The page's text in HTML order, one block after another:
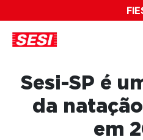
Sesi-SP é
da
em